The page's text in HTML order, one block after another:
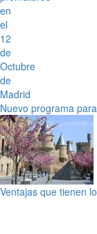
Nuevo programa
Ventajas que tienen